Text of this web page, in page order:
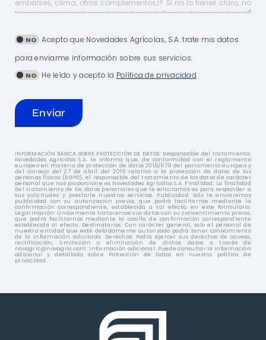
Acepto que Novedades Agrícolas, S.A. trate mis datos
para enviarme información sobre sus servicios.
He leído y acepto la Política de privacidad.
INFORMACIÓN BÁSICA SOBRE PROTECCIÓN DE DATOS: Responsable del tratamiento:
Novedades Agrícolas S.A. le informa que, de conformidad con el reglamento
europeo en materia de protección de datos 2016/679 del parlamento europeo y
del consejo del 27 de abril del 2016 relativo a la protección de datos de las
personas físicas (RGPD), el responsable del tratamiento de los datos de carácter
personal que nos proporcione es Novedades Agrícolas S.A. Finalidad: La finalidad
del tratamiento de los datos personales que le solicitamos es para responder a
sus solicitudes y prestarle nuestros servicios. Publicidad: Solo le enviaremos
publicidad con su autorización previa, que podrá facilitarnos mediante la
confirmación correspondiente, establecida a tal efecto, en este formulario.
Legitimación: Únicamente trataremos sus datos con su consentimiento previo,
que podrá facilitarnos mediante la casilla de confirmación correspondiente
establecida al efecto. Destinatarios: Con carácter general, solo el personal de
nuestra entidad que esté debidamente autorizado podrá tener conocimiento
de la información solicitada. Derechos: Podrá ejercer sus derechos de acceso,
rectificación, limitación o eliminación de dichos datos a través de
novagric@novagric.com. Información adicional: Puede consultar la información
adicional y detallada sobre Protección de Datos en nuestra política de
privacidad.